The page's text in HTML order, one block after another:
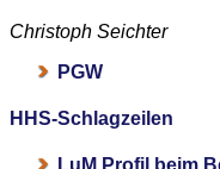
Christoph Seichter
PGW
HHS-Schlagzeilen
LuM Profil beim